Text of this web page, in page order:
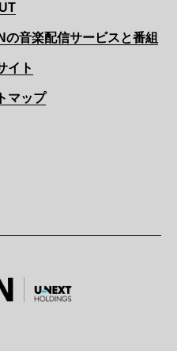
の音楽配信サービスと番組
イト
マップ